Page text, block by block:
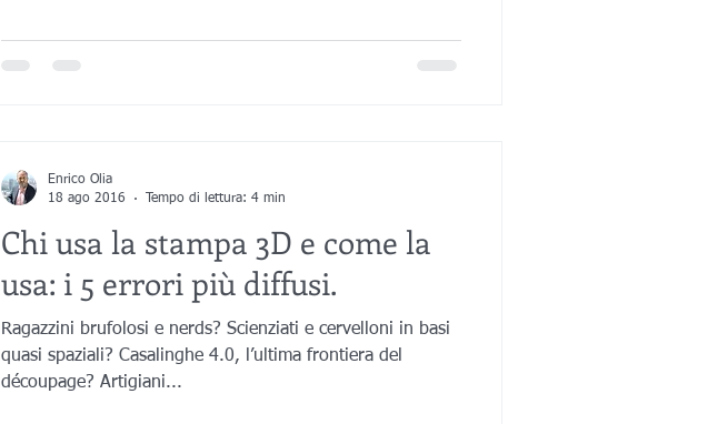
Chi usa la stampa 3D e come la
usa: i 5 errori più diffusi.
Ragazzini brufolosi e nerds? Scienziati e cervelloni in basi
quasi spaziali? Casalinghe 4.0, l’ultima frontiera del
découpage? Artigiani...
Enrico Olia
18 ago 2016
Tempo di lettura: 4 min